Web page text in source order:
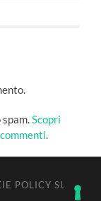
spam.Scopri
.
POLICY SU ↑